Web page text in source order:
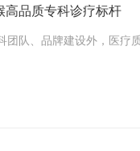
高品质专科诊疗标杆
团队、品牌建设外，医疗